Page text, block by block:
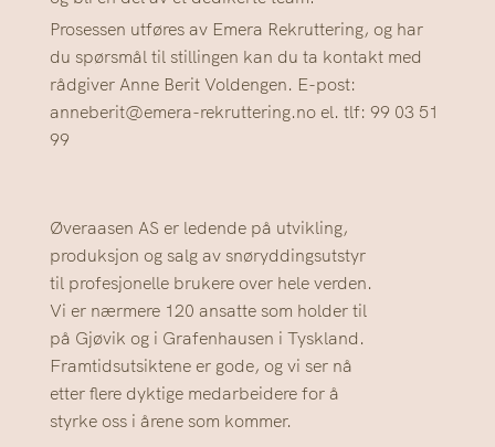
Prosessen utføres av Emera Rekruttering, og har
du spørsmål til stillingen kan du ta kontakt med
rådgiver Anne Berit Voldengen. E-post:
anneberit@emera-rekruttering.noel. tlf: 99 03 51
99
Øveraasen AS er ledende på utvikling,
produksjon og salg av snøryddingsutstyr
til profesjonelle brukere over hele verden.
Vi er nærmere 120 ansatte som holder til
på Gjøvik og i Grafenhausen i Tyskland.
Framtidsutsiktene er gode, og vi ser nå
etter flere dyktige medarbeidere for å
styrke oss i årene som kommer.